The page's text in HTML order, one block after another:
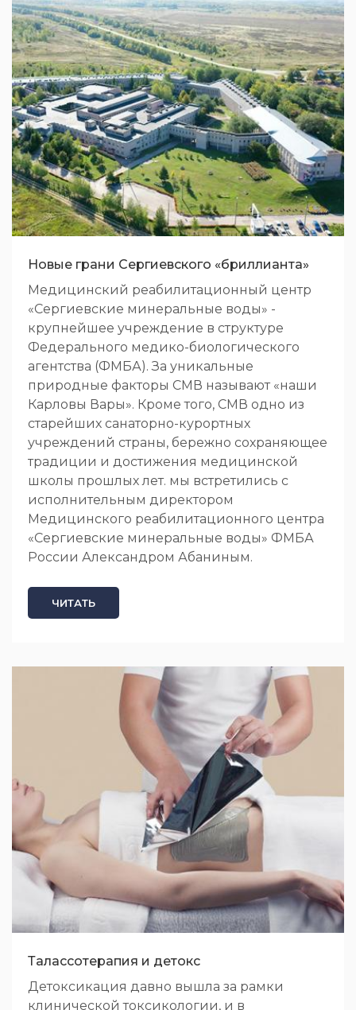
Новые грани Сергиевского «бриллианта»
Медицинский реабилитационный центр
«Сергиевские минеральные воды» -
крупнейшее учреждение в структуре
Федерального медико-биологического
агентства (ФМБА). За уникальные
природные факторы СМВ называют «наши
Карловы Вары». Кроме того, СМВ одно из
старейших санаторно-курортных
учреждений страны, бережно сохраняющее
традиции и достижения медицинской
школы прошлых лет. мы встретились с
исполнительным директором
Медицинского реабилитационного центра
«Сергиевские минеральные воды» ФМБА
России Александром Абаниным.
ЧИТАТЬ
Талассотерапия и детокс
Детоксикация давно вышла за рамки
клинической токсикологии, и в